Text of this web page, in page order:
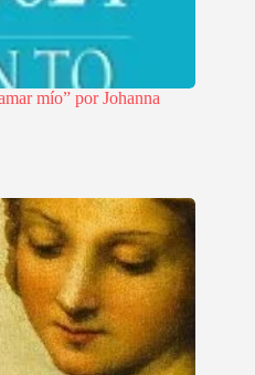
mío” por Johanna